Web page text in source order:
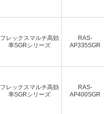
フレックスマルチ高効
率SGRシリーズ
RAS-
AP335SGR
フレックスマルチ高効
率SGRシリーズ
RAS-
AP400SGR